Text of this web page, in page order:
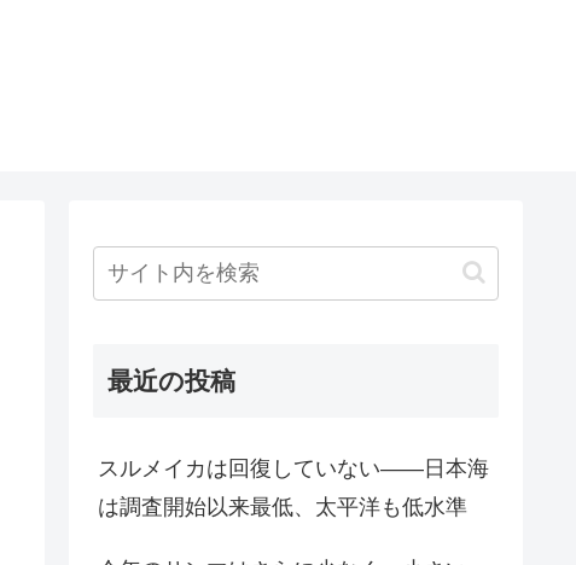
最近の投稿
スルメイカは回復していない――日本海
は調査開始以来最低、太平洋も低水準